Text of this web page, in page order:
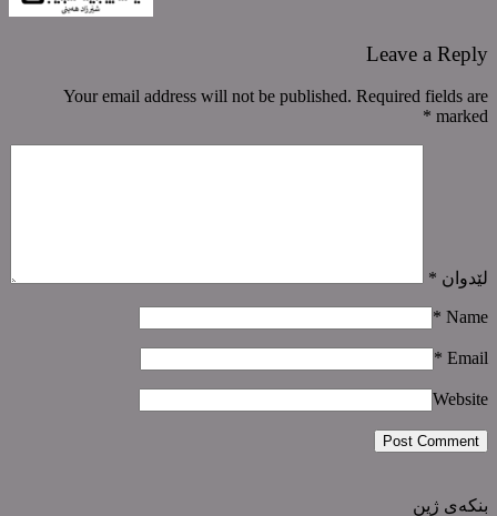
Leave a Reply
Your email address will not be published. Required fields are
marked
*
لێدوان *
Name
*
Email
*
Website
بنکەی ژین